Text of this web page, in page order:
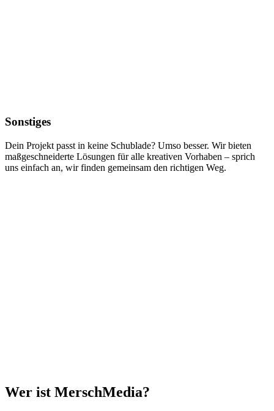
Sonstiges
Dein Projekt passt in keine Schublade? Umso besser. Wir bieten
maßgeschneiderte Lösungen für alle kreativen Vorhaben – sprich
uns einfach an, wir finden gemeinsam den richtigen Weg.
Wer ist MerschMedia?